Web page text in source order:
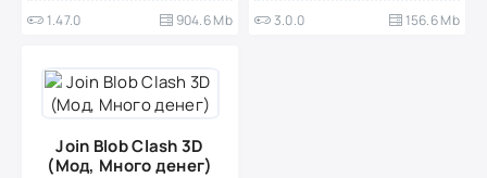
1.47.0 904.6 Mb 3.0.0 156.6 Mb
Join Blob Clash 3D
(Мод, Много денег)